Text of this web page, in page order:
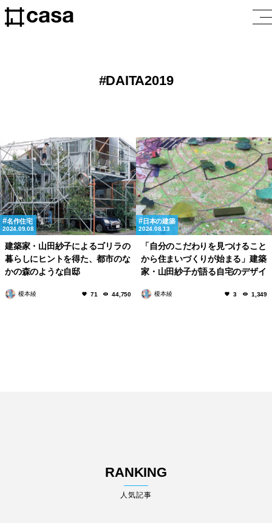
DAITA2019
名作住宅
2024.09.08
建築家・山田紗子によるゴリラの
暮らしにヒントを得た、都市のな
かの森のような自邸
榎本綾 71 44,750
日本の建築
2024.08.13
「自分のこだわりを見つけること
から住まいづくりが始まる」建築
家・山田紗子が語る自宅のデザイ
トについて
榎本綾 3 1,349
RANKING
人気記事